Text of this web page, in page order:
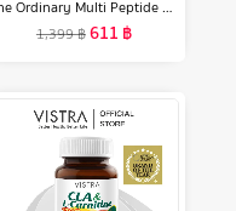
The Ordinary Multi Peptide Serum Hair Density 60ml
1,399฿611 ฿